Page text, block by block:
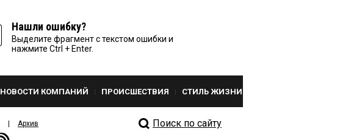
Нашли ошибку?
Выделите фрагмент с текстом ошибки и
нажмите Ctrl + Enter.
НОВОСТИ КОМПАНИЙ ПРОИСШЕСТВИЯ СТИЛЬ ЖИЗНИ
Архив
Поиск по сайту